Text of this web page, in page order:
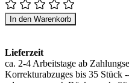
In den Warenkorb
Lieferzeit
ca. 2-4 Arbeitstage ab
Korrekturabzuges bis 35 Stück